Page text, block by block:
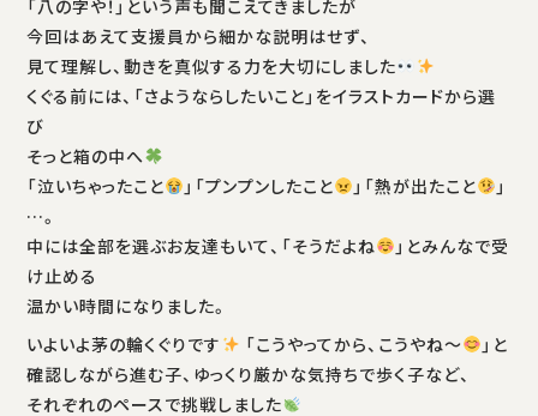
「八の字や！」という声も聞こえてきましたが
今回はあえて支援員から細かな説明はせず、
見て理解し、動きを真似する力を大切にしました
くぐる前には、「さようならしたいこと」をイラストカードから選
び
そっと箱の中へ
「泣いちゃったこと
」「プンプンしたこと 」「熱が出たこと
」
…。
中には全部を選ぶお友達もいて、「そうだよね
」とみんなで受
け止める
温かい時間になりました。
いよいよ茅の輪くぐりです 「こうやってから、こうやね〜
」と
確認しながら進む子、ゆっくり厳かな気持ちで歩く子など、
それぞれのペースで挑戦しました